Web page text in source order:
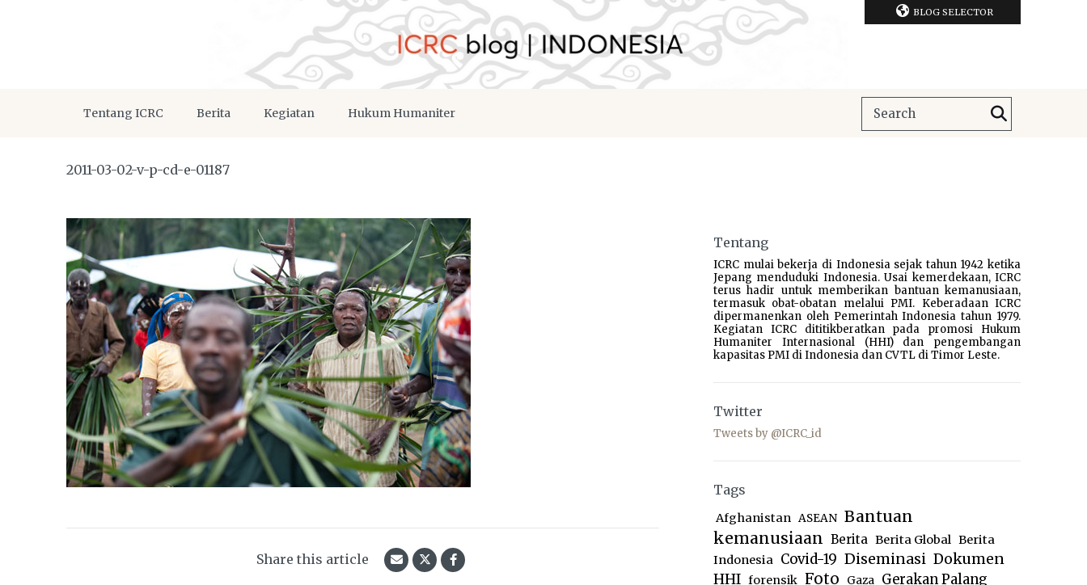
BLOG SELECTOR
Tentang ICRC Berita Kegiatan Hukum Humaniter
2011-03-02-v-p-cd-e-01187
Share this article
Tentang
ICRC mulai bekerja di Indonesia sejak tahun 1942 ketika
Jepang menduduki Indonesia. Usai kemerdekaan, ICRC
terus hadir untuk memberikan bantuan kemanusiaan,
termasuk obat-obatan melalui PMI. Keberadaan ICRC
dipermanenkan oleh Pemerintah Indonesia tahun 1979.
Kegiatan ICRC dititikberatkan pada promosi Hukum
Humaniter Internasional (HHI) dan pengembangan
kapasitas PMI di Indonesia dan CVTL di Timor Leste.
Twitter
Tweets by @ICRC_id
Tags
Afghanistan ASEAN Bantuan
kemanusiaan Berita Berita Global Berita
Indonesia Covid-19 Diseminasi Dokumen
HHI forensik Foto Gaza Gerakan Palang